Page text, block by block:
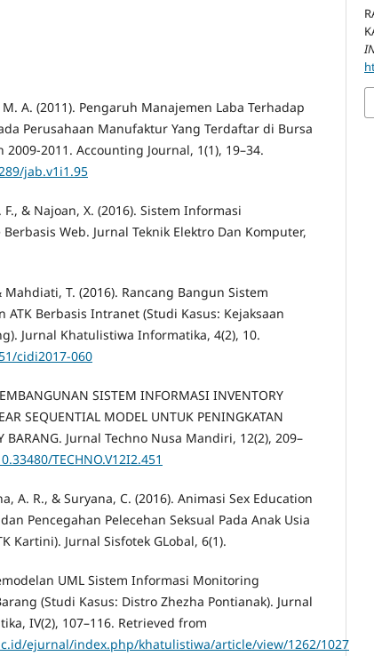
A. (2011). Pengaruh Manajemen Laba Terhadap
Perusahaan Manufaktur Yang Terdaftar di Bursa
2009-2011. Accounting Journal, 1(1), 19–34.
jab.v1i1.95
F., & Najoan, X. (2016). Sistem Informasi
Web. Jurnal Teknik Elektro Dan Komputer,
Mahdiati, T. (2016). Rancang Bangun Sistem
Berbasis Intranet (Studi Kasus: Kejaksaan
Jurnal Khatulistiwa Informatika, 4(2), 10.
cidi2017-060
SISTEM INFORMASI INVENTORY
SEQUENTIAL MODEL UNTUK PENINGKATAN
BARANG. Jurnal Techno Nusa Mandiri, 12(2), 209–
TECHNO.V12I2.451
A. R., & Suryana, C. (2016). Animasi Sex Education
Pencegahan Pelecehan Seksual Pada Anak Usia
Kartini). Jurnal Sisfotek GLobal, 6(1).
UML Sistem Informasi Monitoring
(Studi Kasus: Distro Zhezha Pontianak). Jurnal
IV(2), 107–116. Retrieved from
ejurnal/index.php/khatulistiwa/article/view/1262/1027